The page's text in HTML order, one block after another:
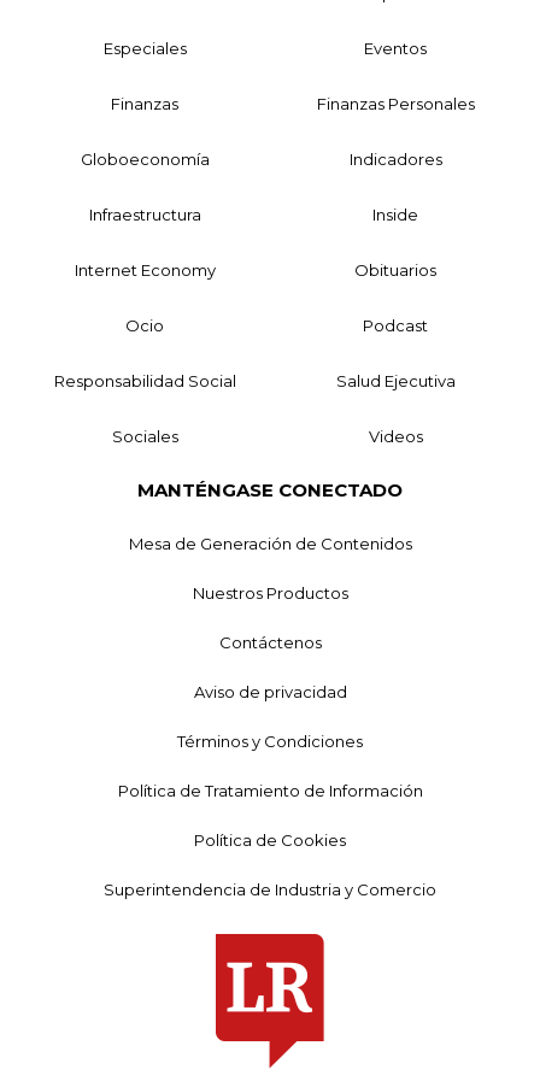
Especiales Eventos
Finanzas Finanzas Personales
Globoeconomía Indicadores
Infraestructura Inside
Internet Economy Obituarios
Ocio Podcast
Responsabilidad Social Salud Ejecutiva
Sociales Videos
MANTÉNGASE CONECTADO
Mesa de Generación de Contenidos
Nuestros Productos
Contáctenos
Aviso de privacidad
Términos y Condiciones
Política de Tratamiento de Información
Política de Cookies
Superintendencia de Industria y Comercio